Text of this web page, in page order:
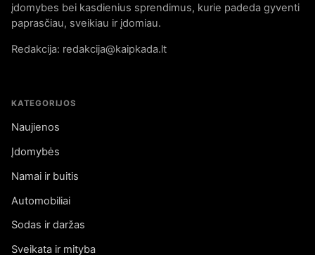
įdomybes bei kasdienius sprendimus, kurie padeda gyventi
paprasčiau, sveikiau ir įdomiau.
Redakcija: redakcija@kaipkada.lt
KATEGORIJOS
Naujienos
Įdomybės
Namai ir buitis
Automobiliai
Sodas ir daržas
Sveikata ir mityba